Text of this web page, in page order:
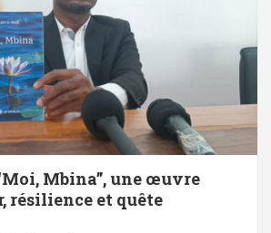
Mbina”, une œuvre
résilience et quête